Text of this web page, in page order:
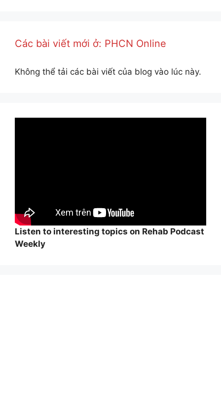
Các bài viết mới ở: PHCN Online
Không thể tải các bài viết của blog vào lúc này.
Listen to interesting topics on Rehab Podcast
Weekly